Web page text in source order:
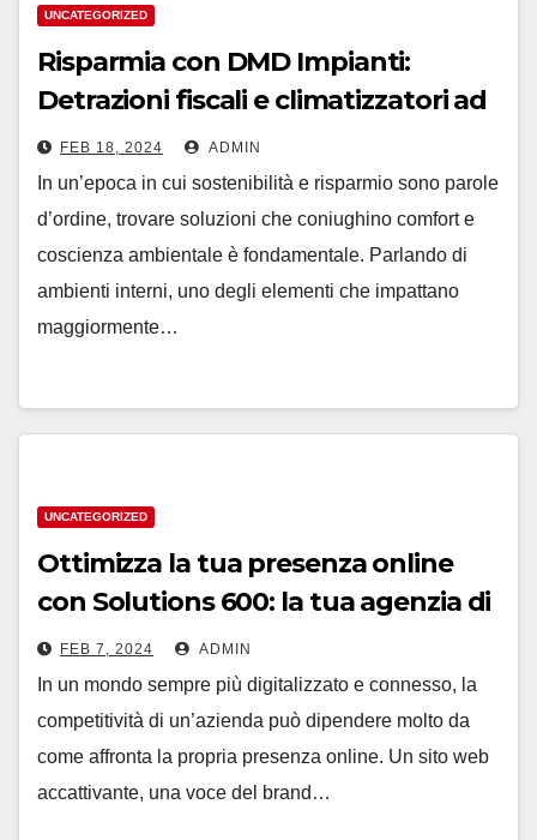
UNCATEGORIZED
Risparmia con DMD Impianti:
Detrazioni fiscali e climatizzatori ad
alta efficienza a Bologna
FEB 18, 2024 ADMIN
In un’epoca in cui sostenibilità e risparmio sono parole
d’ordine, trovare soluzioni che coniughino comfort e
coscienza ambientale è fondamentale. Parlando di
ambienti interni, uno degli elementi che impattano
maggiormente…
UNCATEGORIZED
Ottimizza la tua presenza online
con Solutions 600: la tua agenzia di
comunicazione a Vicenza
FEB 7, 2024 ADMIN
In un mondo sempre più digitalizzato e connesso, la
competitività di un’azienda può dipendere molto da
come affronta la propria presenza online. Un sito web
accattivante, una voce del brand…